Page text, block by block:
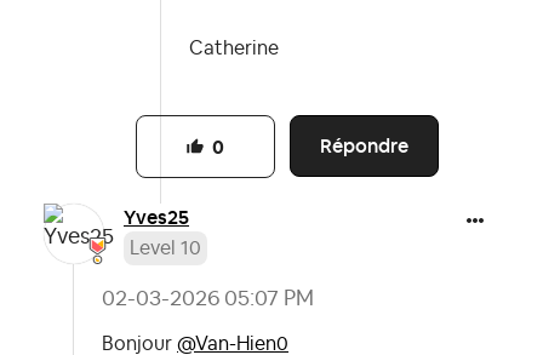
Catherine
Répondre
0
Yves25
Level 10
‎02-03-2026 05:07 PM
Bonjour @Van-Hien0